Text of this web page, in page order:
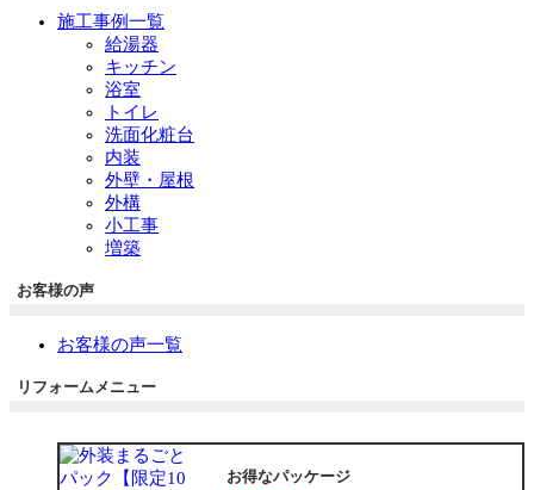
施工事例一覧
給湯器
キッチン
浴室
トイレ
洗面化粧台
内装
外壁・屋根
外構
小工事
増築
お客様の声
お客様の声一覧
リフォームメニュー
お得なパッケージ